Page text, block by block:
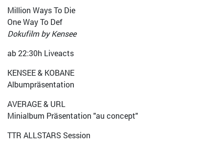
Million Ways To Die
One Way To Def
Dokufilm by Kensee
ab 22:30h Liveacts
KENSEE & KOBANE
Albumpräsentation
AVERAGE & URL
Minialbum Präsentation "au concept"
TTR ALLSTARS Session